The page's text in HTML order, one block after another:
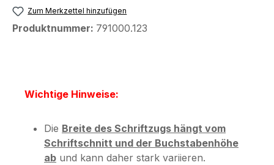
Zum Merkzettel hinzufügen
Produktnummer: 791000.123
Wichtige Hinweise:
Die Breite des Schriftzugs hängt vom
Schriftschnitt und der Buchstabenhöhe
ab und kann daher stark variieren.